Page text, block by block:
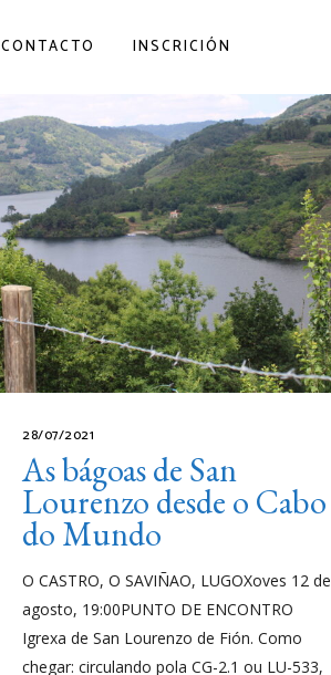
CONTACTO INSCRICIÓN
28/07/2021
As bágoas de San
Lourenzo desde o Cabo
do Mundo
O CASTRO, O SAVIÑAO, LUGOXoves 12 de
agosto, 19:00PUNTO DE ENCONTRO
Igrexa de San Lourenzo de Fión. Como
chegar: circulando pola CG-2.1 ou LU-533,